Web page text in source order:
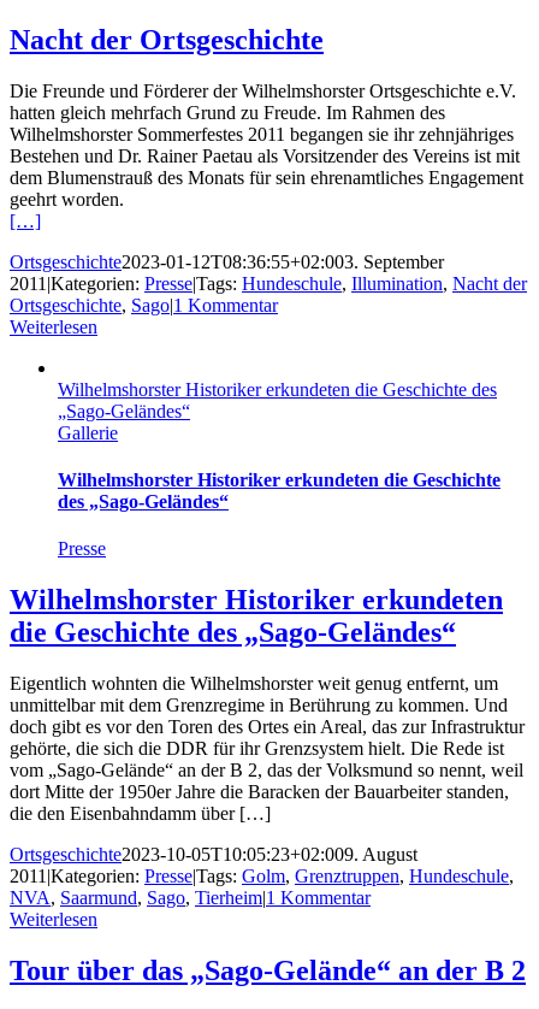
Nacht der Ortsgeschichte
Die Freunde und Förderer der Wilhelmshorster Ortsgeschichte e.V.
hatten gleich mehrfach Grund zu Freude. Im Rahmen des
Wilhelmshorster Sommerfestes 2011 begangen sie ihr zehnjähriges
Bestehen und Dr. Rainer Paetau als Vorsitzender des Vereins ist mit
dem Blumenstrauß des Monats für sein ehrenamtliches Engagement
geehrt worden.
[…]
Ortsgeschichte2023-01-12T08:36:55+02:003. September
2011 |Kategorien: Presse|Tags: Hundeschule, Illumination, Nacht der
Ortsgeschichte, Sago|1 Kommentar
Weiterlesen
Wilhelmshorster Historiker erkundeten die Geschichte des
„Sago-Geländes“
Gallerie
Wilhelmshorster Historiker erkundeten die Geschichte
des „Sago-Geländes“
Presse
Wilhelmshorster Historiker erkundeten
die Geschichte des „Sago-Geländes“
Eigentlich wohnten die Wilhelmshorster weit genug entfernt, um
unmittelbar mit dem Grenzregime in Berührung zu kommen. Und
doch gibt es vor den Toren des Ortes ein Areal, das zur Infrastruktur
gehörte, die sich die DDR für ihr Grenzsystem hielt. Die Rede ist
vom „Sago-Gelände“ an der B 2, das der Volksmund so nennt, weil
dort Mitte der 1950er Jahre die Baracken der Bauarbeiter standen,
die den Eisenbahndamm über […]
Ortsgeschichte2023-10-05T10:05:23+02:009. August
2011 |Kategorien: Presse|Tags: Golm, Grenztruppen, Hundeschule,
NVA, Saarmund, Sago, Tierheim|1 Kommentar
Weiterlesen
Tour über das „Sago-Gelände“ an der B 2